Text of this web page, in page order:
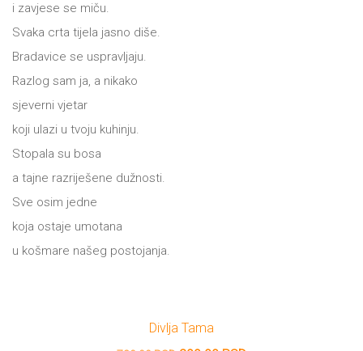
i zavjese se miču.
Svaka crta tijela jasno diše.
Bradavice se uspravljaju.
Razlog sam ja, a nikako
sjeverni vjetar
koji ulazi u tvoju kuhinju.
Stopala su bosa
a tajne razriješene dužnosti.
Sve osim jedne
koja ostaje umotana
u košmare našeg postojanja.
Divlja Tama